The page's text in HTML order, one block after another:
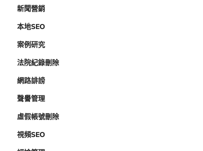
新聞營銷
本地SEO
案例研究
法院紀錄刪除
網路誹謗
聲譽管理
虛假帳號刪除
視頻SEO